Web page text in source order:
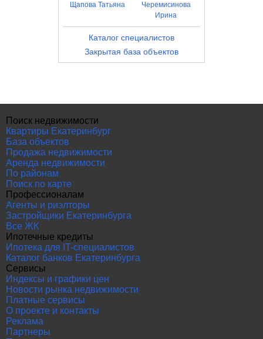
Щапова Татьяна
Черемисинова
Ирина
Каталог специалистов
Закрытая база объектов
Поиск недвижимости
Квартиры Екатеринбург
База объектов
Продажа недвижимости
Аренда недвижимости
По районам
Поиск по карте
Профессионалам
Агенты и риэлторы
Застройщики Екатеринбурга
Все ЖК
Ипотечные кредиты
Ипотека для IT-специалистов
Каталог банков Екатеринбурга
Сервисы
Индексы и графики цен
Новости рынка недвижимости
Платные сервисы
О проекте и контакты
Реклама
Партнеры